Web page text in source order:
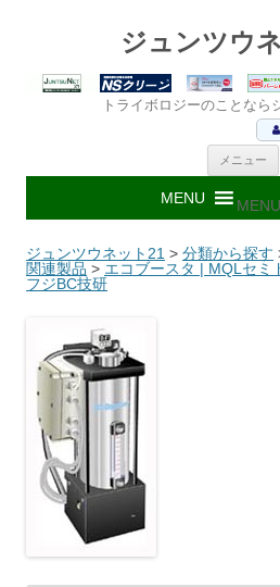
ジュンツウ
トライボロジーのことなら
メニュー
MENU
ジュンツウネット21 > 分類から探す
関連製品 > エコブースタ | MQLセミ
フジBC技研